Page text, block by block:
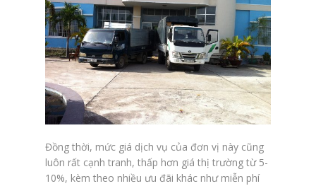
Đồng thời, mức giá dịch vụ của đơn vị này cũng
luôn rất cạnh tranh, thấp hơn giá thị trường từ 5-
10%, kèm theo nhiều ưu đãi khác như miễn phí